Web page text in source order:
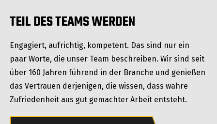
TEIL DES TEAMS WERDEN
Engagiert, aufrichtig, kompetent. Das sind nur ein
paar Worte, die unser Team beschreiben. Wir sind seit
über 160 Jahren führend in der Branche und genießen
das Vertrauen derjenigen, die wissen, dass wahre
Zufriedenheit aus gut gemachter Arbeit entsteht.